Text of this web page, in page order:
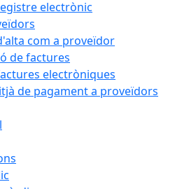
electrònic
com a proveïdor
de factures
electròniques
de pagament a proveïdors